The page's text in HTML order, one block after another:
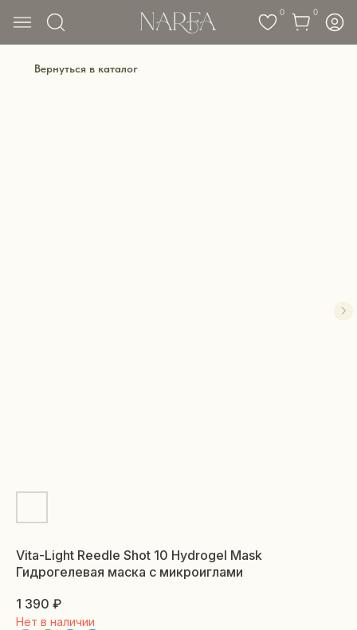
Вернуться в каталог
Vita-Light Reedle Shot 10 Hydrogel Mask
Гидрогелевая маска с микроиглами
1 390 ₽
Нет в наличии